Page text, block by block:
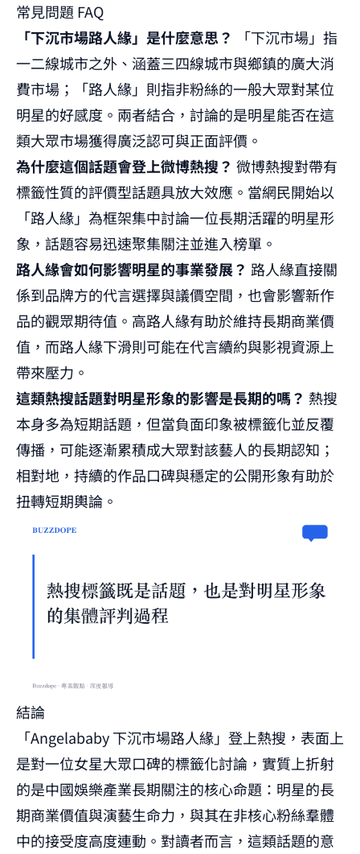
常見問題 FAQ
「下沉市場路人緣」是什麼意思？
「下沉市場」指
一二線城市之外、涵蓋三四線城市與鄉鎮的廣大消
費市場；「路人緣」則指非粉絲的一般大眾對某位
明星的好感度。兩者結合，討論的是明星能否在這
類大眾市場獲得廣泛認可與正面評價。
為什麼這個話題會登上微博熱搜？ 微博熱搜對帶有
標籤性質的評價型話題具放大效應。當網民開始以
「路人緣」為框架集中討論一位長期活躍的明星形
象，話題容易迅速聚集關注並進入榜單。
路人緣會如何影響明星的事業發展？ 路人緣直接關
係到品牌方的代言選擇與議價空間，也會影響新作
品的觀眾期待值。高路人緣有助於維持長期商業價
值，而路人緣下滑則可能在代言續約與影視資源上
帶來壓力。
這類熱搜話題對明星形象的影響是長期的嗎？ 熱搜
本身多為短期話題，但當負面印象被標籤化並反覆
傳播，可能逐漸累積成大眾對該藝人的長期認知；
相對地，持續的作品口碑與穩定的公開形象有助於
扭轉短期輿論。
結論
「Angelababy 下沉市場路人緣」登上熱搜，表面上
是對一位女星大眾口碑的標籤化討論，實質上折射
的是中國娛樂產業長期關注的核心命題：明星的長
期商業價值與演藝生命力，與其在非核心粉絲羣體
中的接受度高度連動。對讀者而言，這類話題的意